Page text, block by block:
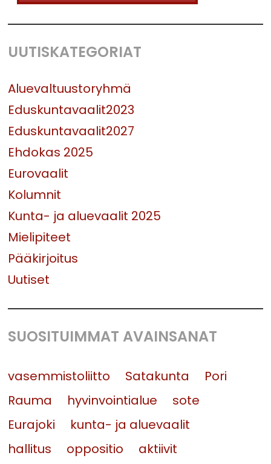
UUTISKATEGORIAT
Aluevaltuustoryhmä
Eduskuntavaalit2023
Eduskuntavaalit2027
Ehdokas 2025
Eurovaalit
Kolumnit
Kunta- ja aluevaalit 2025
Mielipiteet
Pääkirjoitus
Uutiset
SUOSITUIMMAT AVAINSANAT
vasemmistoliitto Satakunta
Pori
Rauma
hyvinvointialue
sote
Eurajoki
kunta- ja aluevaalit
hallitus
oppositio
aktiivit